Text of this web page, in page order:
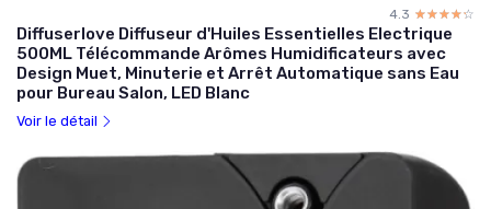
4.3 ☆☆☆☆☆
★★★★★
Diffuserlove Diffuseur d'Huiles Essentielles Electrique
500ML Télécommande Arômes Humidificateurs avec
Design Muet, Minuterie et Arrêt Automatique sans Eau
pour Bureau Salon, LED Blanc
Voir le détail